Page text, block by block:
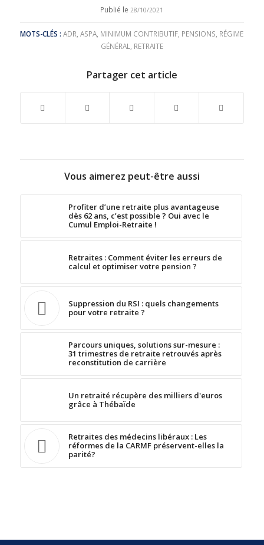
Publié le 28/10/2021
MOTS-CLÉS : ADR ,ASPA MINIMUM CONTRIBUTIF PENSIONS RÉGIME
GÉNÉRAL
RETRAITE
Partager cet article
Vous aimerez peut-être aussi
Profiter d’une retraite plus avantageuse
dès 62 ans, c’est possible ? Oui avec le
Cumul Emploi-Retraite !
Retraites : Comment éviter les erreurs de
calcul et optimiser votre pension ?
Suppression du RSI : quels changements
pour votre retraite ?
Parcours uniques, solutions sur-mesure :
31 trimestres de retraite retrouvés après
reconstitution de carrière
Un retraité récupère des milliers d'euros
grâce à Thébaïde
Retraites des médecins libéraux : Les
réformes de la CARMF préservent-elles la
parité?